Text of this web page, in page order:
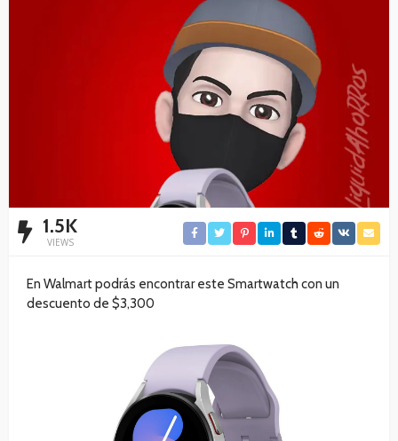
1.5K
VIEWS
En Walmart podrás encontrar este Smartwatch con un
descuento de $3,300